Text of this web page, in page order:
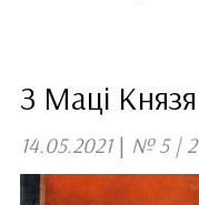
З Маці
14.05.2021 | № 5 |